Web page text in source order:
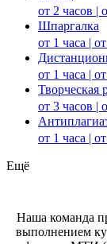
от 2 часов |
Шпаргалка
от 1 часа |
от 1 часа |
Творческая
от 3 часов |
от 1 часа |
Ещё
Наша команда
выполнением